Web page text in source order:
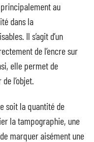
principalement au
dans la
Il s’agit d’un
de l’encre sur
elle permet de
l’objet.
soit la quantité de
la tampographie, une
marquer aisément une